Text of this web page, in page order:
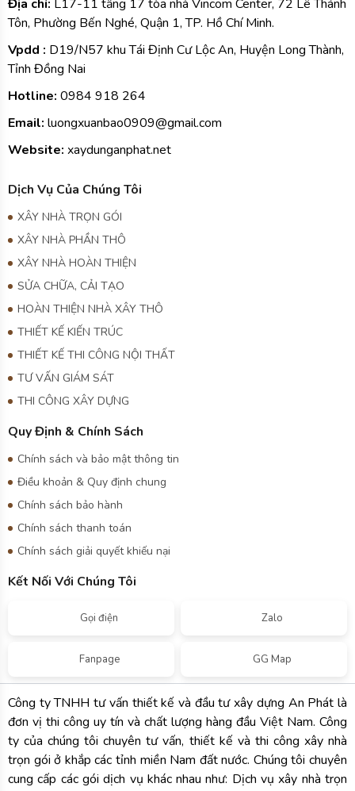
XÂY NHÀ TRỌN GÓI
XÂY NHÀ PHẦN THÔ
XÂY NHÀ HOÀN THIỆN
SỬA CHỮA, CẢI TẠO
HOÀN THIỆN NHÀ XÂY THÔ
THIẾT KẾ KIẾN TRÚC
THIẾT KẾ THI CÔNG NỘI THẤT
THI CÔNG XÂY DỰNG
Quy Định & Chính Sách
Điều khoản & Quy định chung
Chính sách bảo hành
Chính sách thanh toán
Kết Nối Với Chúng Tôi
Gọi điện
Fanpage
đơn vị thi công uy tín và chất lượng hàng đầu Việt Nam. Công
ty của chúng tôi chuyên tư vấn, thiết kế và thi công xây nhà
trọn gói ở khắp các tỉnh miền Nam đất nước. Chúng tôi chuyên
gói, dịch vụ sửa chữa nhà trọn gói, dịch vụ xây nhà phần thô, thi
chữa nhà trọn gói đã và đang là gói dịch vụ được rất nhiều
Xây Dựng An Phát. All rights reserved. Design by i-web.vn